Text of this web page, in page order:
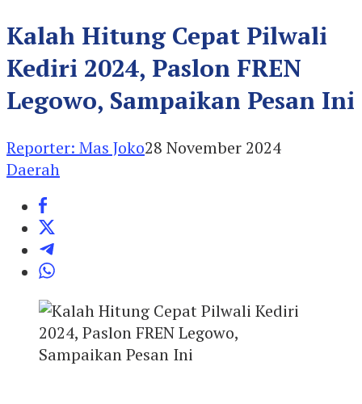
Kalah Hitung Cepat Pilwali
Kediri 2024, Paslon FREN
Legowo, Sampaikan Pesan Ini
Reporter: Mas Joko28 November 2024
Daerah